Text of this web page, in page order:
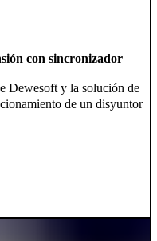
con sincronizador
Dewesoft y la solución de
de un disyuntor